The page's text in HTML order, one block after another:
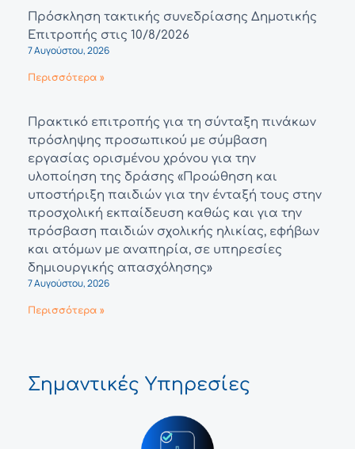
Πρόσκληση τακτικής συνεδρίασης Δημοτικής
Επιτροπής στις 10/8/2026
7 Αυγούστου, 2026
Περισσότερα »
Πρακτικό επιτροπής για τη σύνταξη πινάκων
πρόσληψης προσωπικού με σύμβαση
εργασίας ορισμένου χρόνου για την
υλοποίηση της δράσης «Προώθηση και
υποστήριξη παιδιών για την ένταξή τους στην
προσχολική εκπαίδευση καθώς και για την
πρόσβαση παιδιών σχολικής ηλικίας, εφήβων
και ατόμων με αναπηρία, σε υπηρεσίες
δημιουργικής απασχόλησης»
7 Αυγούστου, 2026
Περισσότερα »
Σημαντικές Υπηρεσίες